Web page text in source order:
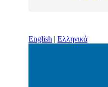
English | Ελληνικά